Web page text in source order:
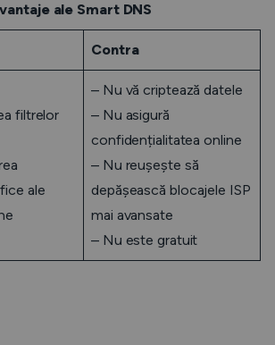
ale Smart DNS
Contra
filtrelor
ale
– Nu vă criptează datele
– Nu asigură
confidențialitatea online
– Nu reușește să
depășească blocajele ISP
mai avansate
– Nu este gratuit